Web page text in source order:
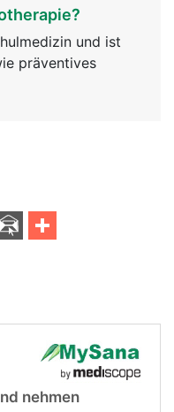
und ist
präventives
nehmen